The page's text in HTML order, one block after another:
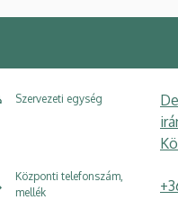
Szervezeti egység
Központi telefonszám,
mellék